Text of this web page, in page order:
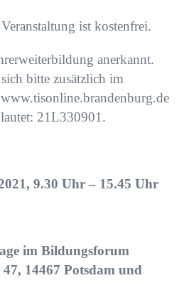
ist kostenfrei.
anerkannt.
bitte zusätzlich im
21L330901.
9.30 Uhr – 15.45 Uhr
im Bildungsforum
14467 Potsdam und